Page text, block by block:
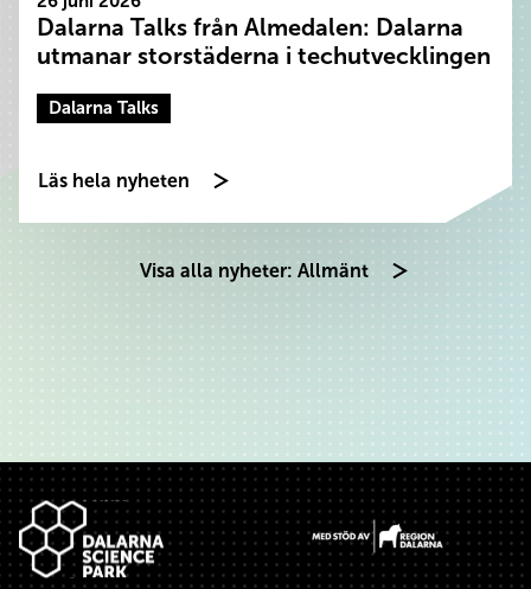
Dalarna Talks från Almedalen: Dalarna
utmanar storstäderna i techutvecklingen
Dalarna Talks
Läs hela nyheten
Visa alla nyheter: Allmänt
Sidfot